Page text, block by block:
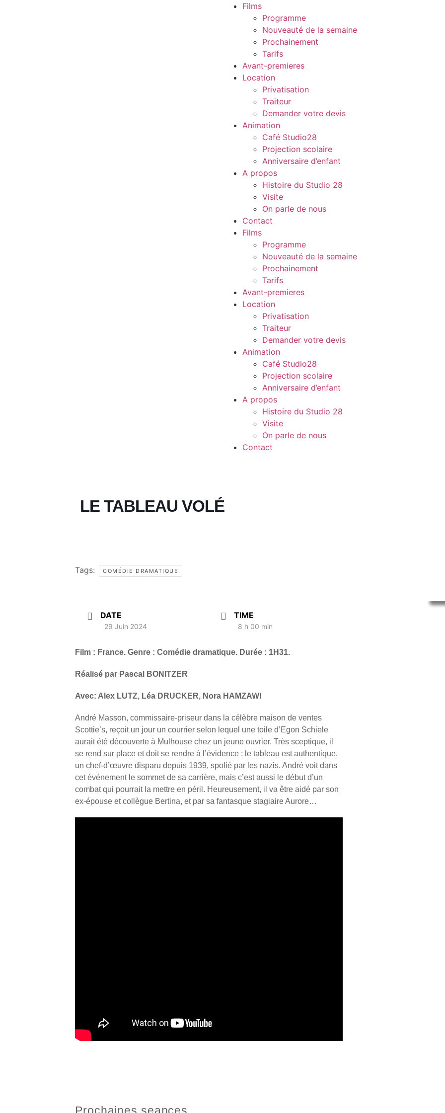
Films
Programme
Nouveauté de la semaine
Prochainement
Tarifs
Avant-premieres
Location
Privatisation
Traiteur
Demander votre devis
Animation
Café Studio28
Projection scolaire
Anniversaire d’enfant
A propos
Histoire du Studio 28
Visite
On parle de nous
Contact
Films
Programme
Nouveauté de la semaine
Prochainement
Tarifs
Avant-premieres
Location
Privatisation
Traiteur
Demander votre devis
Animation
Café Studio28
Projection scolaire
Anniversaire d’enfant
A propos
Histoire du Studio 28
Visite
On parle de nous
Contact
LE TABLEAU VOLÉ
Tags: COMÉDIE DRAMATIQUE
DATE
29 Juin 2024
TIME
8 h 00 min
Film : France. Genre : Comédie dramatique. Durée : 1H31.
Réalisé par Pascal BONITZER
Avec: Alex LUTZ, Léa DRUCKER, Nora HAMZAWI
André Masson, commissaire-priseur dans la célèbre maison de ventes
Scottie’s, reçoit un jour un courrier selon lequel une toile d’Egon Schiele
aurait été découverte à Mulhouse chez un jeune ouvrier. Très sceptique, il
se rend sur place et doit se rendre à l’évidence : le tableau est authentique,
un chef-d’œuvre disparu depuis 1939, spolié par les nazis. André voit dans
cet événement le sommet de sa carrière, mais c’est aussi le début d’un
combat qui pourrait la mettre en péril. Heureusement, il va être aidé par son
ex-épouse et collègue Bertina, et par sa fantasque stagiaire Aurore…